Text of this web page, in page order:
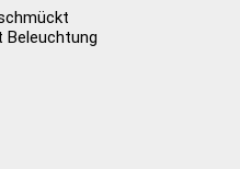
Beleuchtung